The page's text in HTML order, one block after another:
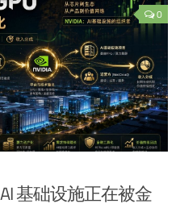
0
基础设施正在被金